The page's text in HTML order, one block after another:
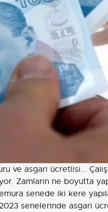
ve asgari ücretlisi...
Zamların ne boyutta
senede iki kere
senelerinde asgari